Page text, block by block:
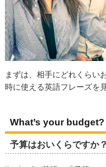
まずは、相手にどれくらい
時に使える英語フレーズを
What’s your budget?
予算はおいくらですか？